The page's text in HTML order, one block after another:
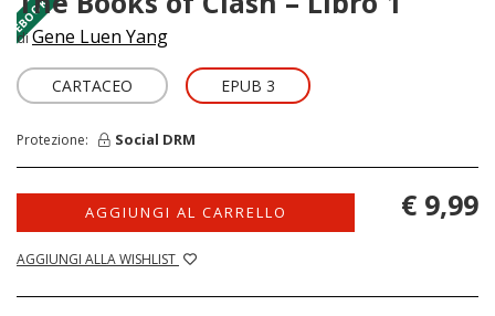
diGene Luen Yang
CARTACEO EPUB 3
Protezione: Social DRM
AGGIUNGI AL CARRELLO
AGGIUNGI ALLA WISHLIST
€ 9,99